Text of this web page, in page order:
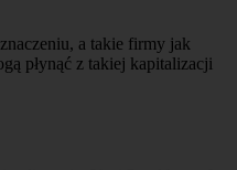
a takie firmy jak
płynąć z takiej kapitalizacji